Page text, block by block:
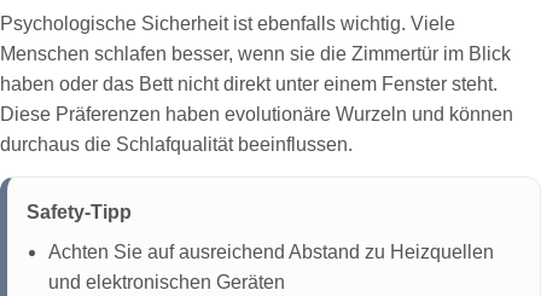
Psychologische Sicherheit ist ebenfalls wichtig. Viele
Menschen schlafen besser, wenn sie die Zimmertür im Blick
haben oder das Bett nicht direkt unter einem Fenster steht.
Diese Präferenzen haben evolutionäre Wurzeln und können
durchaus die Schlafqualität beeinflussen.
Safety-Tipp
Achten Sie auf ausreichend Abstand zu Heizquellen
und elektronischen Geräten